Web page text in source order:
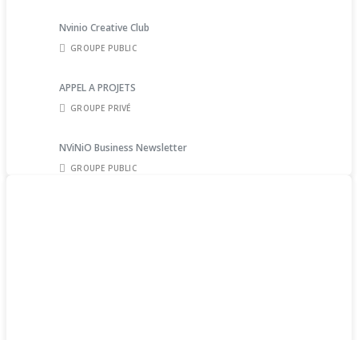
Nvinio Creative Club
GROUPE PUBLIC
APPEL A PROJETS
GROUPE PRIVÉ
NViNiO Business Newsletter
GROUPE PUBLIC